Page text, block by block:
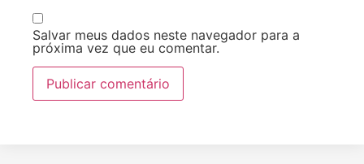
Salvar meus dados neste navegador para a
próxima vez que eu comentar.